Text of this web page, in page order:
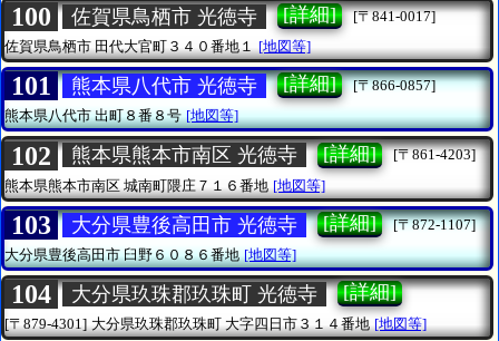
100 佐賀県鳥栖市 光徳寺 [詳細]
[〒841-0017]
佐賀県鳥栖市田代大官町３４０番地１ [地図等]
101 熊本県八代市 光徳寺 [詳細]
[〒866-0857]
熊本県八代市出町８番８号 [地図等]
102 熊本県熊本市南区 光徳寺 [詳細]
[〒861-4203]
熊本県熊本市南区 城南町隈庄７１６番地 [地図等]
103 大分県豊後高田市 光徳寺 [詳細]
[〒872-1107]
大分県豊後高田市臼野６０８６番地 [地図等]
104 大分県玖珠郡玖珠町 光徳寺 [詳細]
[〒879-4301] 大分県玖珠郡玖珠町大字四日市３１４番地 [地図等]